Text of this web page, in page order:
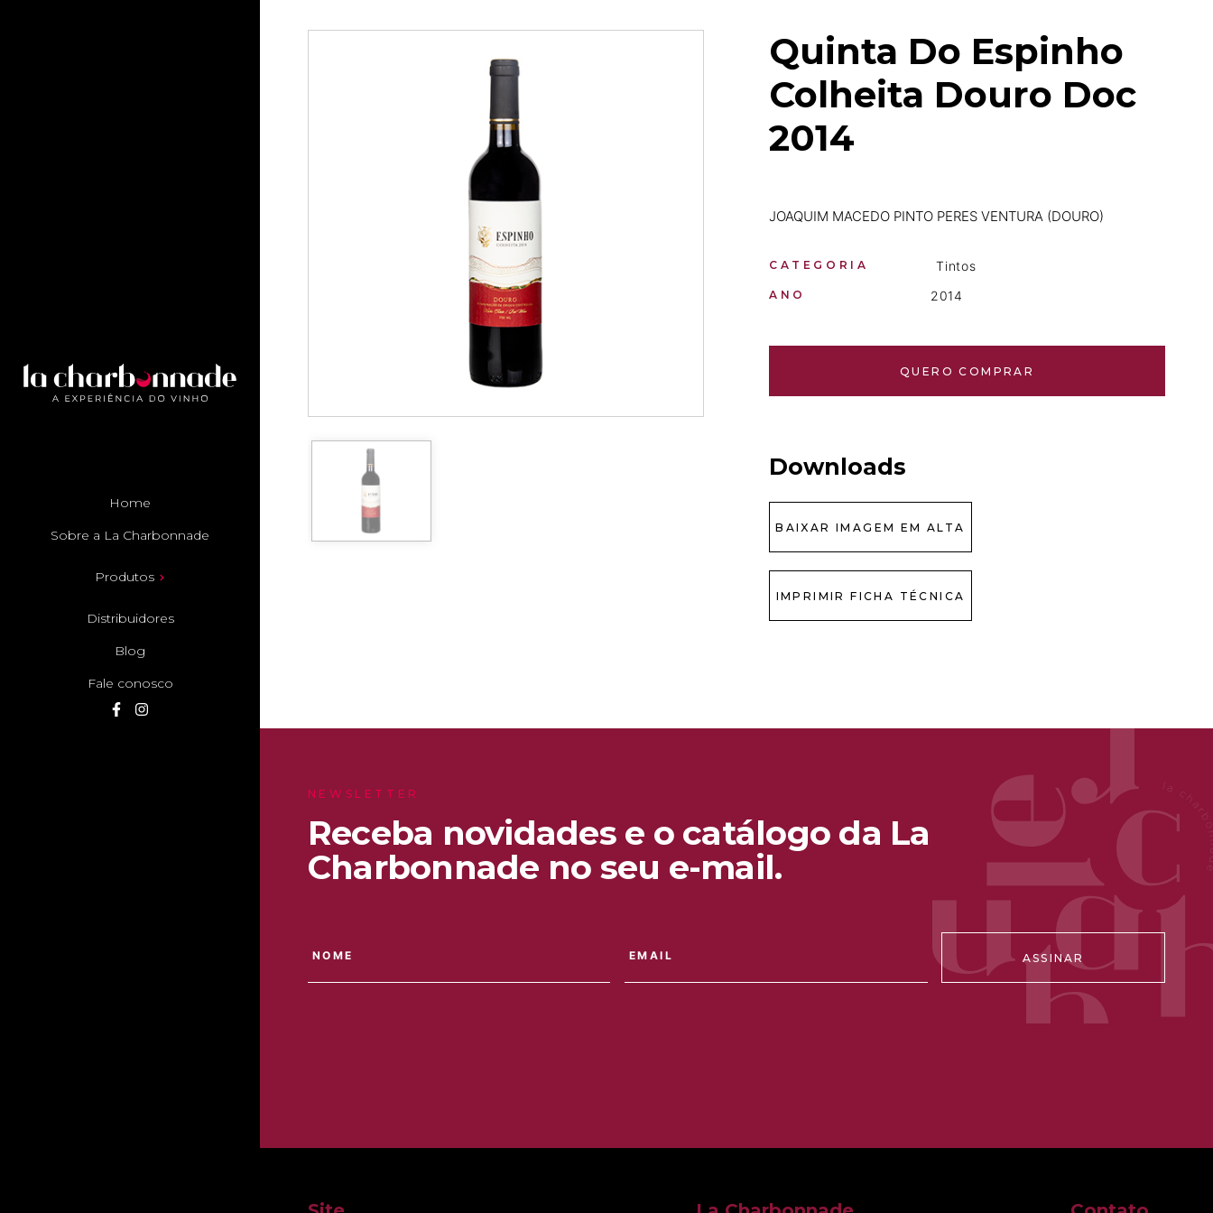
Home
Sobre a La Charbonnade
Produtos
Distribuidores
Blog
Fale conosco
Quinta Do Espinho
Colheita Douro Doc
2014
JOAQUIM MACEDO PINTO PERES VENTURA (DOURO)
CATEGORIA Tintos
ANO 2014
QUERO COMPRAR
Downloads
BAIXAR IMAGEM EM ALTA
IMPRIMIR FICHA TÉCNICA
NEWSLETTER
Receba novidades e o catálogo da La
Charbonnade no seu e-mail.
ASSINAR